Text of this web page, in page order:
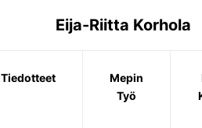
Eija-Riitta Korhola
Tiedotteet
Mepin
Työ